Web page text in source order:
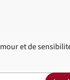
et de